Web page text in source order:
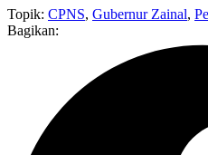
Topik: CPNS, Gubernur Zainal,
Bagikan: